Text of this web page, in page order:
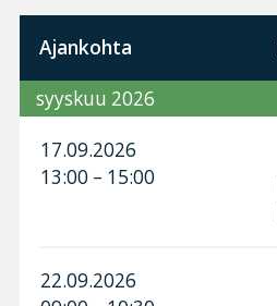
Ajankohta
syyskuu 2026
17.09.2026
13:00 – 15:00
22.09.2026